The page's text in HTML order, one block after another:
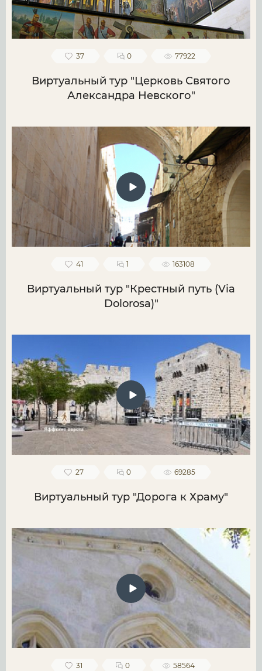
37 0 77922
Виртуальный тур "Церковь Святого
Александра Невского"
41 1 163108
Виртуальный тур "Крестный путь (Via
Dolorosa)"
27 0 69285
Виртуальный тур "Дорога к Храму"
31 0 58564